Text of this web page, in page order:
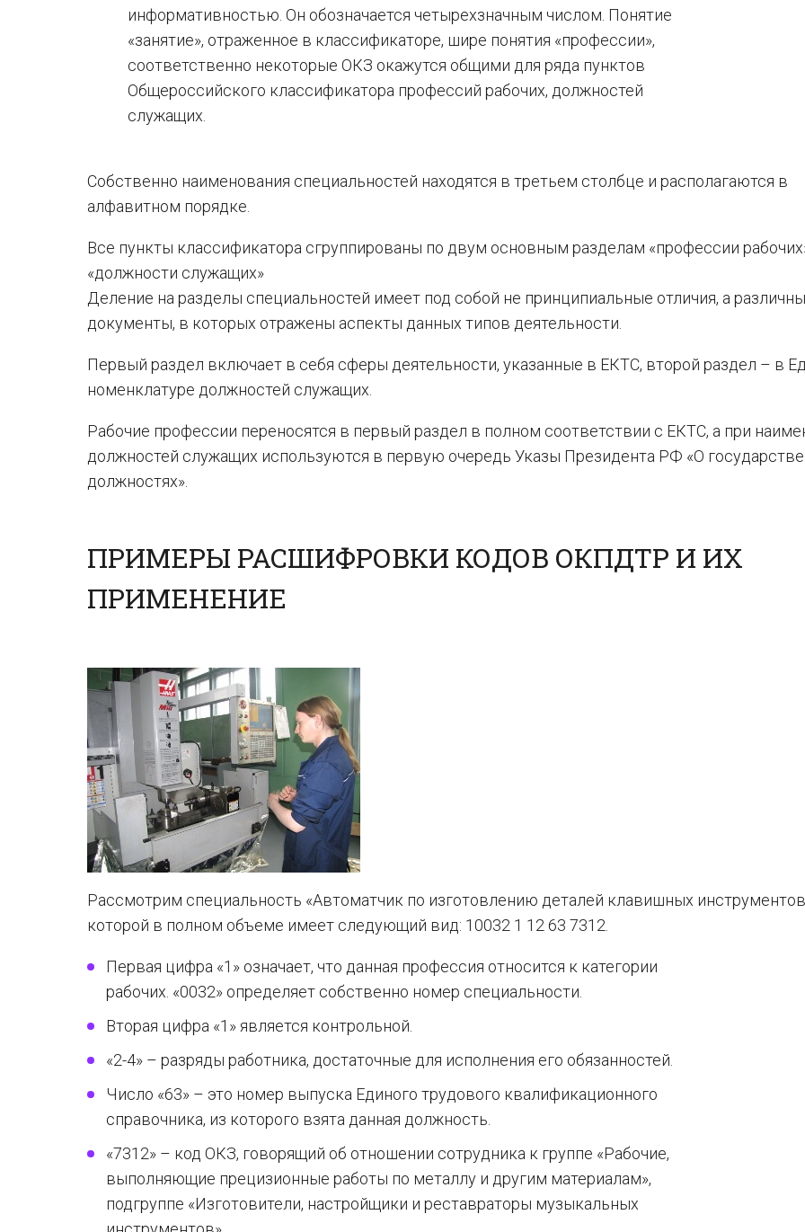
информативностью. Он обозначается четырехзначным числом. Понятие
«занятие», отраженное в классификаторе, шире понятия «профессии»,
соответственно некоторые ОКЗ окажутся общими для ряда пунктов
Общероссийского классификатора профессий рабочих, должностей
служащих.
Собственно наименования специальностей находятся в третьем столбце и располагаются в
алфавитном порядке.
Все пункты классификатора сгруппированы по двум основным разделам «профессии
«должности служащих»
Деление на разделы специальностей имеет под собой не принципиальные отличия, а
документы, в которых отражены аспекты данных типов деятельности.
Первый раздел включает в себя сферы деятельности, указанные в ЕКТС, второй раздел – в
номенклатуре должностей служащих.
Рабочие профессии переносятся в первый раздел в полном соответствии с ЕКТС, а при
должностей служащих используются в первую очередь Указы Президента РФ «О
должностях».
ПРИМЕРЫ РАСШИФРОВКИ КОДОВ ОКПДТР И ИХ
ПРИМЕНЕНИЕ
Рассмотрим специальность «Автоматчик по изготовлению деталей клавишных
которой в полном объеме имеет следующий вид: 10032 1 12 63 7312.
Первая цифра «1» означает, что данная профессия относится к категории
рабочих. «0032» определяет собственно номер специальности.
Вторая цифра «1» является контрольной.
«2-4» – разряды работника, достаточные для исполнения его обязанностей.
Число «63» – это номер выпуска Единого трудового квалификационного
справочника, из которого взята данная должность.
«7312» – код ОКЗ, говорящий об отношении сотрудника к группе «Рабочие,
выполняющие прецизионные работы по металлу и другим материалам»,
подгруппе «Изготовители, настройщики и реставраторы музыкальных